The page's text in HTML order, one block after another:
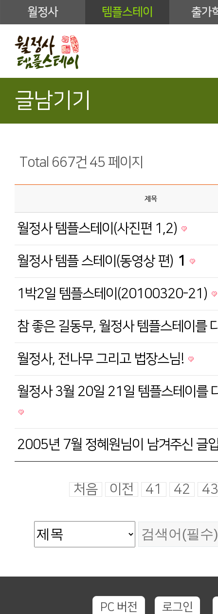
월정사 템플스테이 출가
글남기기
Total 667건 45 페이지
제목
월정사 템플스테이(사진편 1,2)
월정사 템플 스테이(동영상 편) 1
1박2일 템플스테이(20100320-21)
참 좋은 길동무, 월정사 템플스테이를
월정사, 전나무 그리고 법장스님!
월정사 3월 20일 21일 템플스테이를
2005년 7월 정혜원님이 남겨주신 글
처음 이전 41 42 43
PC 버전 로그인